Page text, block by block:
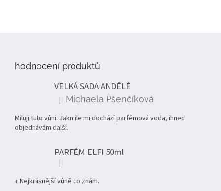
hodnocení produktů
VELKÁ SADA ANDĚLÉ
Hodnocení produktu je 5 z 5 hvězdiček.
| Michaela Pšenčíková
Miluji tuto vůni. Jakmile mi dochází parfémová voda, ihned
objednávám další.
PARFÉM ELFI 50ml
Hodnocení produktu je 5 z 5 hvězdiček.
|
+ Nejkrásnější vůně co znám.